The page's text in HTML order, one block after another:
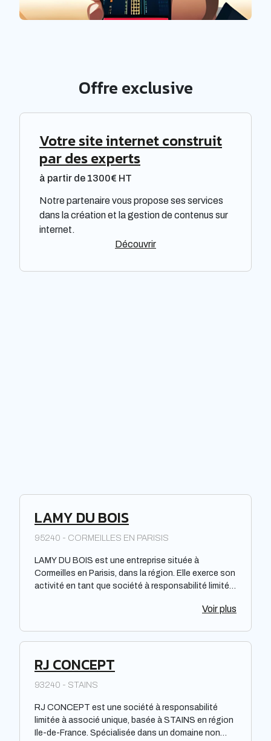
Offre exclusive
Votre site internet construit
par des experts
à partir de 1300€ HT
Notre partenaire vous propose ses services
dans la création et la gestion de contenus sur
internet.
Découvrir
LAMY DU BOIS
95240 - CORMEILLES EN PARISIS
LAMY DU BOIS est une entreprise située à
Cormeilles en Parisis, dans la région. Elle exerce son
activité en tant que société à responsabilité limitée
spécifié, LAMY DU BOIS propose ses services en
positif ou négatif, ni évoquer des performances,
une notoriété ou une efficacité spécifique.
Voir plus
RJ CONCEPT
93240 - STAINS
RJ CONCEPT est une société à responsabilité
limitée à associé unique, basée à STAINS en région
Ile-de-France. Spécialisée dans un domaine non